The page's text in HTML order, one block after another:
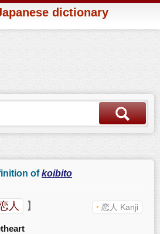
dictionary
ofkoibito
人 】 恋人 Kanji